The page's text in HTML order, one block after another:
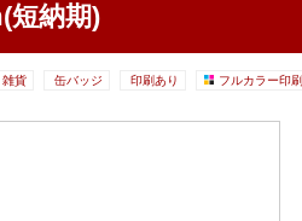
納期)
雑貨 缶バッジ 印刷あり フルカラー印刷